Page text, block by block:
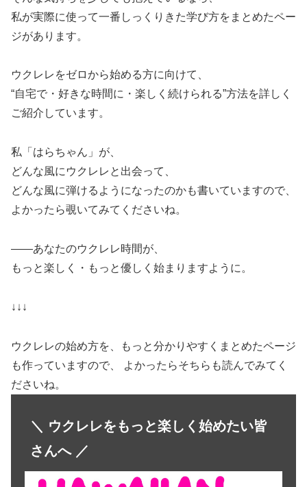
私が実際に使って一番しっくりきた学び方をまとめたペー
ジがあります。
ウクレレをゼロから始める方に向けて、
“自宅で・好きな時間に・楽しく続けられる”方法を詳しく
ご紹介しています。
私「はらちゃん」が、
どんな風にウクレレと出会って、
どんな風に弾けるようになったのかも書いていますので、
よかったら覗いてみてくださいね。
――あなたのウクレレ時間が、
もっと楽しく・もっと優しく始まりますように。
↓↓↓
ウクレレの始め方を、もっと分かりやすくまとめたページ
も作っていますので、 よかったらそちらも読んでみてく
ださいね。
＼ ウクレレをもっと楽しく始めたい皆
さんへ ／